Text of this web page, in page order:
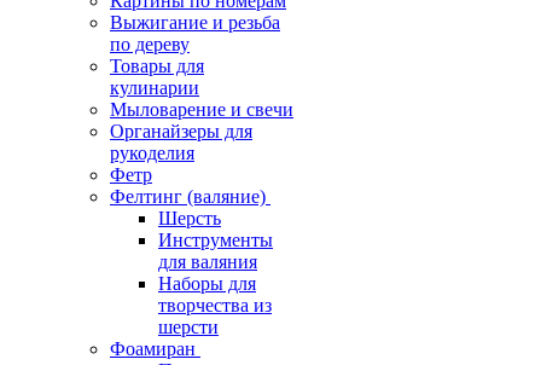
Выжигание и резьба
по дереву
Товары для
кулинарии
Мыловарение и свечи
Органайзеры для
рукоделия
Фетр
Фелтинг (валяние)
Шерсть
Инструменты
для валяния
Наборы для
творчества из
шерсти
Фоамиран